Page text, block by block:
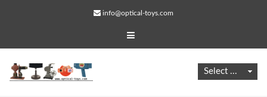
info@optical-toys.com